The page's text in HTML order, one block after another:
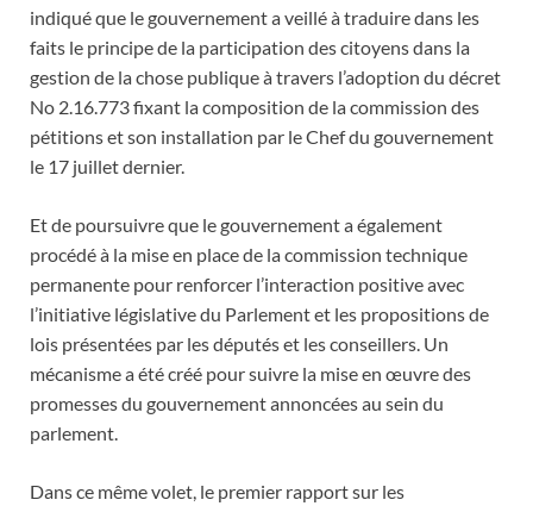
indiqué que le gouvernement a veillé à traduire dans les
faits le principe de la participation des citoyens dans la
gestion de la chose publique à travers l’adoption du décret
No 2.16.773 fixant la composition de la commission des
pétitions et son installation par le Chef du gouvernement
le 17 juillet dernier.
Et de poursuivre que le gouvernement a également
procédé à la mise en place de la commission technique
permanente pour renforcer l’interaction positive avec
l’initiative législative du Parlement et les propositions de
lois présentées par les députés et les conseillers. Un
mécanisme a été créé pour suivre la mise en œuvre des
promesses du gouvernement annoncées au sein du
parlement.
Dans ce même volet, le premier rapport sur les